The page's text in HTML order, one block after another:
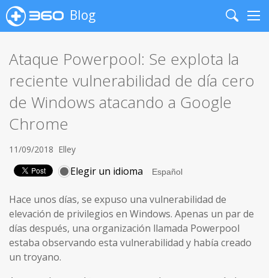
Blog
Search
Ataque Powerpool: Se explota la
reciente vulnerabilidad de día cero
de Windows atacando a Google
Chrome
11/09/2018 Elley
Elegir un idioma
Hace unos días, se expuso una vulnerabilidad de
elevación de privilegios en Windows. Apenas un par de
días después, una organización llamada Powerpool
estaba observando esta vulnerabilidad y había creado
un troyano.